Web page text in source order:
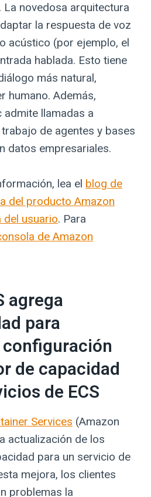
La novedosa arquitectura
la respuesta de voz
acústico (por ejemplo, el
hablada. Esto tiene
más natural,
humano. Además,
admite llamadas a
de agentes y bases
datos empresariales.
lea el blog de
del producto Amazon
del usuario. Para
de Amazon
agrega
para
de capacidad
de ECS
Services (Amazon
actualización de los
para un servicio de
mejora, los clientes
problemas la